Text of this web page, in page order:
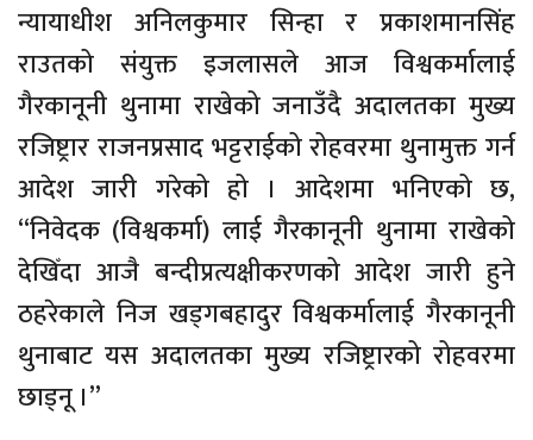
न्यायाधीश अनिलकुमार सिन्हा र प्रकाशमानसिंह
राउतको संयुक्त इजलासले आज विश्वकर्मालाई
गैरकानूनी थुनामा राखेको जनाउँदै अदालतका मुख्य
रजिष्ट्रार राजनप्रसाद भट्टराईको रोहवरमा थुनामुक्त गर्न
आदेश जारी गरेको हो । आदेशमा भनिएको छ,
“निवेदक (विश्वकर्मा) लाई गैरकानूनी थुनामा राखेको
देखिँदा आजै बन्दीप्रत्यक्षीकरणको आदेश जारी हुने
ठहरेकाले निज खड्गबहादुर विश्वकर्मालाई गैरकानूनी
थुनाबाट यस अदालतका मुख्य रजिष्ट्रारको रोहवरमा
छाड्नू ।”